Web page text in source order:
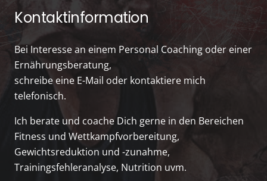
Kontaktinformation
Bei Interesse an einem Personal Coaching oder einer
Ernährungsberatung,
schreibe eine E-Mail oder kontaktiere mich
telefonisch.
Ich berate und coache Dich gerne in den Bereichen
Fitness und Wettkampfvorbereitung,
Gewichtsreduktion und -zunahme,
Trainingsfehleranalyse, Nutrition uvm.